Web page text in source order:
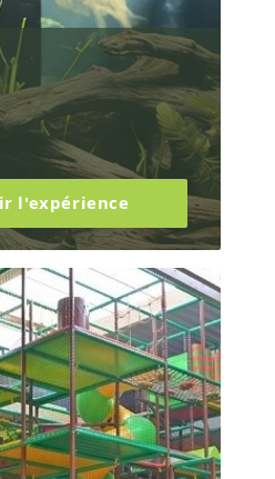
l'expérience